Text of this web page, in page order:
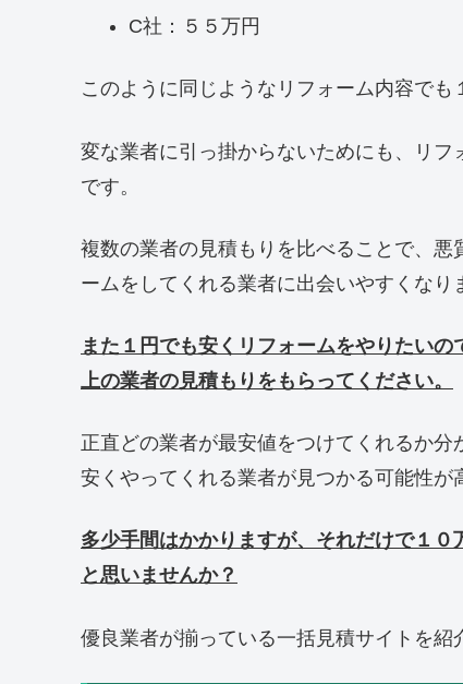
C社：５５万円
このように同じようなリフォーム内容でも
変な業者に引っ掛からないためにも、リ
です。
複数の業者の見積もりを比べることで、
ームをしてくれる業者に出会いやすくなり
また１円でも安くリフォームをやりたい
上の業者の見積もりをもらってください。
正直どの業者が最安値をつけてくれるか
安くやってくれる業者が見つかる可能性が
多少手間はかかりますが、それだけで１
と思いませんか？
優良業者が揃っている一括見積サイトを紹